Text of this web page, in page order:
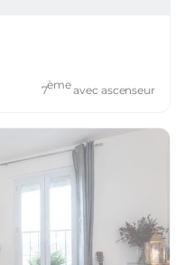
7èmeavec ascenseur